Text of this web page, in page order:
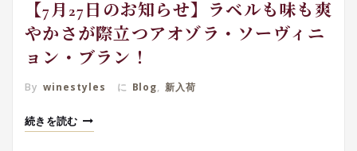
【7月27日のお知らせ】ラベルも味も爽
やかさが際立つアオゾラ・ソーヴィニ
ョン・ブラン！
By winestyles に Blog, 新入荷
続きを読む